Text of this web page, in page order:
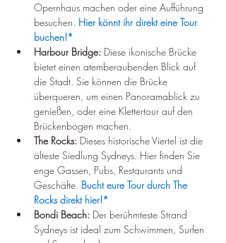
Opernhaus machen oder eine Aufführung
besuchen. Hier könnt ihr direkt eine Tour
buchen!*
Harbour Bridge: Diese ikonische Brücke
bietet einen atemberaubenden Blick auf
die Stadt. Sie können die Brücke
überqueren, um einen Panoramablick zu
genießen, oder eine Klettertour auf den
Brückenbogen machen.
The Rocks: Dieses historische Viertel ist die
älteste Siedlung Sydneys. Hier finden Sie
enge Gassen, Pubs, Restaurants und
Geschäfte. Bucht eure Tour durch The
Rocks direkt hier!*
Bondi Beach: Der berühmteste Strand
Sydneys ist ideal zum Schwimmen, Surfen